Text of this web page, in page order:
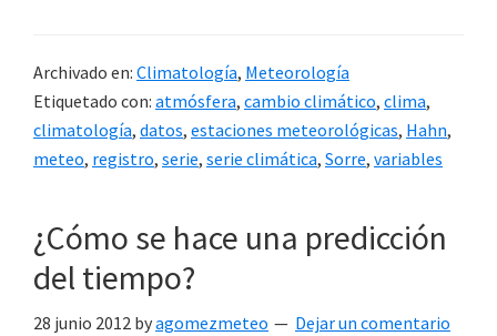
Archivado en: Climatología, Meteorología
Etiquetado con: atmósfera, cambio climático, clima,
climatología, datos, estaciones meteorológicas, Hahn,
meteo, registro, serie, serie climática, Sorre, variables
¿Cómo se hace una predicción
del tiempo?
28 junio 2012 byagomezmeteo Dejar un comentario